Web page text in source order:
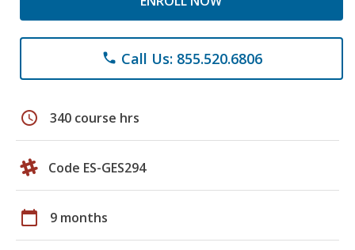
phone Call Us: 855.520.6806
schedule 340 course hrs
Code ES-GES294
calendar_today 9 months